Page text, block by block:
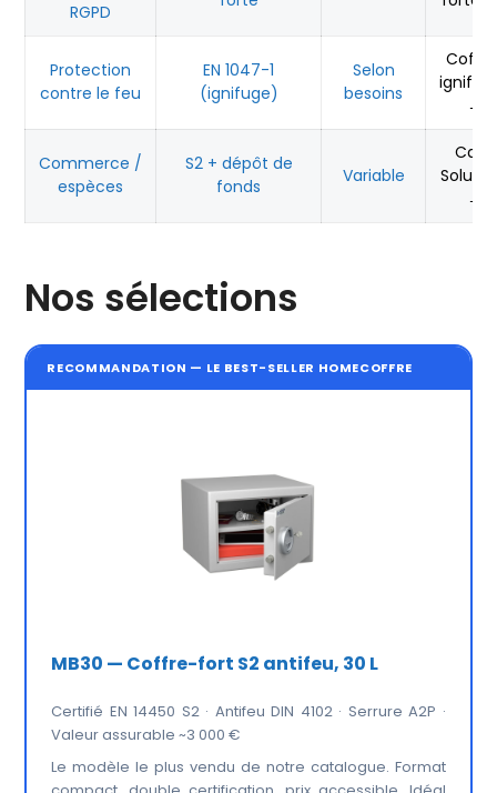
RGPD
Protection
contre le feu
EN 1047-1
(ignifuge)
Selon
besoins
→
Commerce /
espèces
S2 + dépôt de
fonds
Variable
Cash
→
Nos sélections
RECOMMANDATION — LE BEST-SELLER HOMECOFFRE
MB30 — Coffre-fort S2 antifeu, 30 L
Certifié EN 14450 S2 · Antifeu DIN 4102 · Serrure A2P ·
Valeur assurable ~3 000 €
Le modèle le plus vendu de notre catalogue. Format